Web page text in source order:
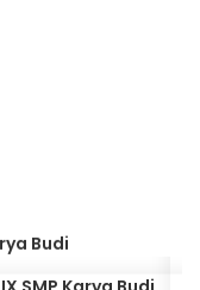
SMP Karya Budi
Lancar